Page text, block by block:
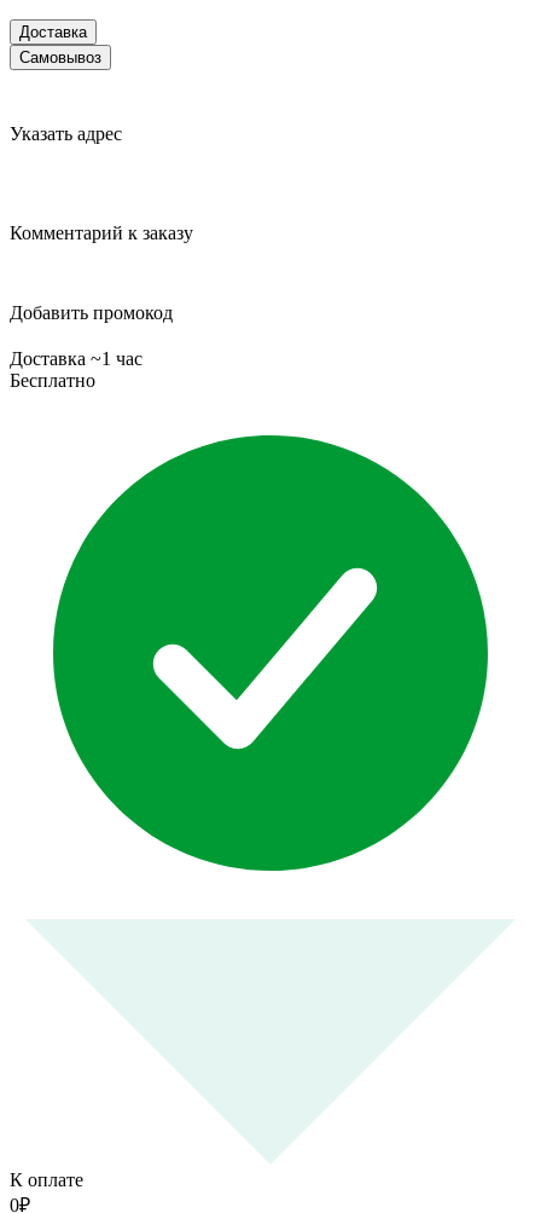
Доставка
Самовывоз
Указать адрес
Комментарий к заказу
Добавить промокод
Доставка ~1 час
Бесплатно
К оплате
0₽